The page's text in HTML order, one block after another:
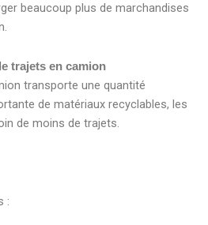
beaucoup plus de marchandises
trajets en camion
transporte une quantité
de matériaux recyclables, les
de moins de trajets.
: